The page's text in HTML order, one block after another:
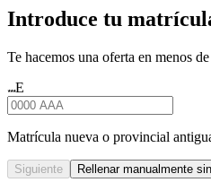
Introduce tu
Te hacemos una oferta en menos
★★★E
Matrícula nueva o provincial
Siguiente Rellenar manualmente